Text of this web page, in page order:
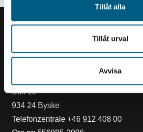
Tillåt alla
Tillåt urval
Avvisa
Kontakt
Box 10
934 24 Byske
Telefonzentrale +46 912 408 00